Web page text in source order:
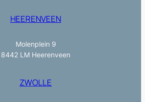
HEERENVEEN
Molenplein 9
8442 LM Heerenveen
ZWOLLE